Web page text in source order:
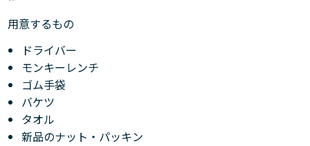
用意するもの
ドライバー
モンキーレンチ
ゴム手袋
バケツ
タオル
新品のナット・パッキン